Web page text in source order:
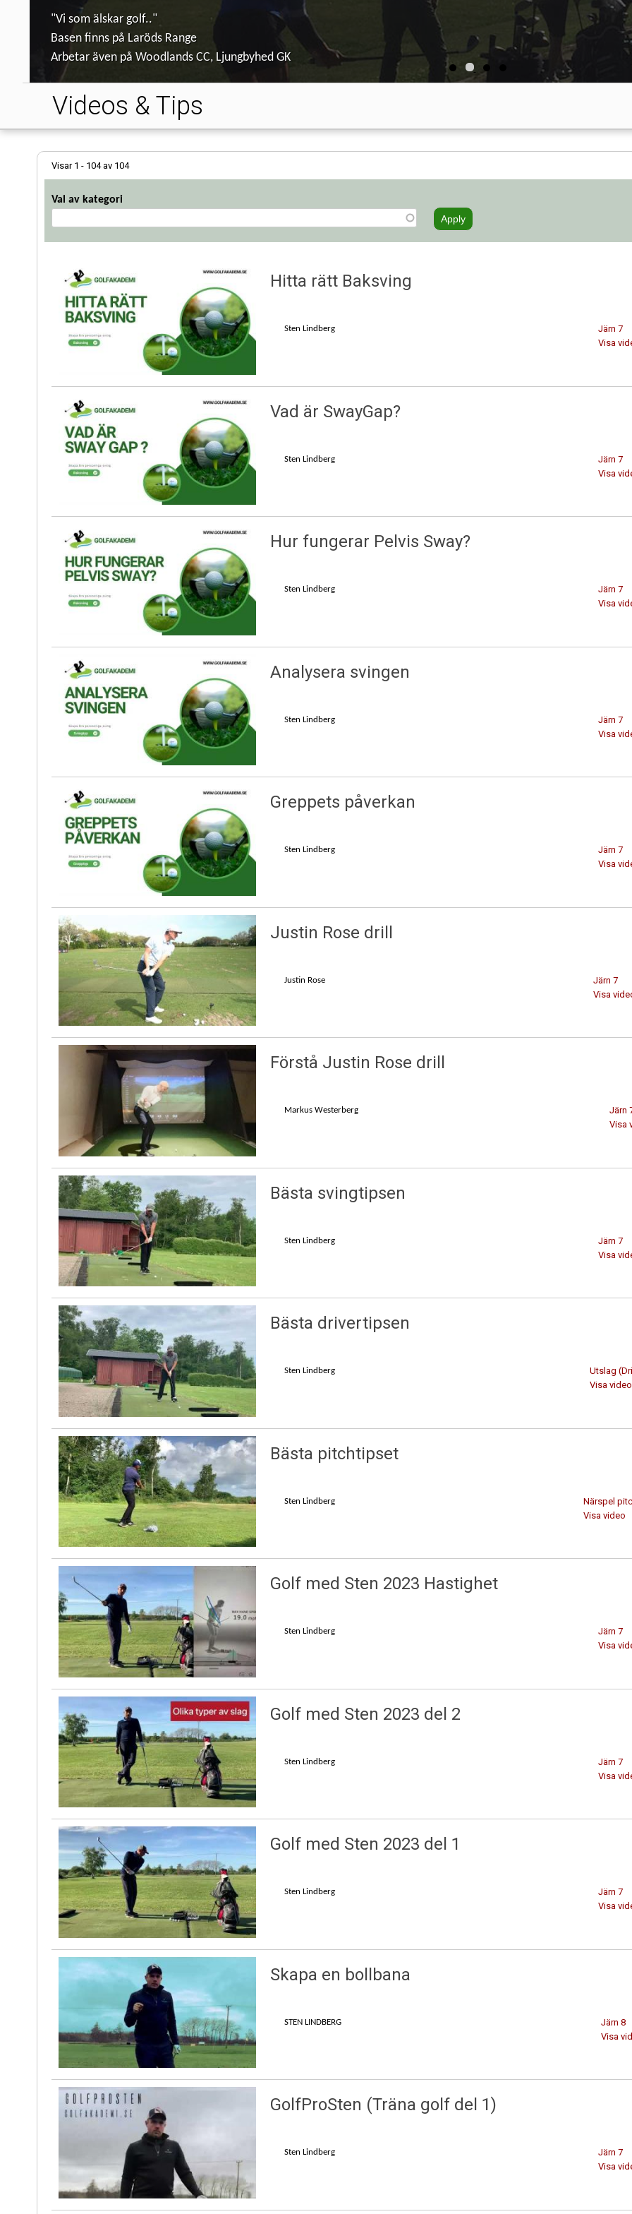
"Vi som älskar golf.."
Basen finns på Laröds Range
Arbetar även på Woodlands CC, Ljungbyhed GK
Videos & Tips
Visar 1 - 104 av 104
Val av kategori
Hitta rätt Baksving
Sten Lindberg
Järn 7
Visa
Vad är SwayGap?
Sten Lindberg
Järn 7
Visa
Hur fungerar Pelvis Sway?
Sten Lindberg
Järn 7
Visa
Analysera svingen
Sten Lindberg
Järn 7
Visa
Greppets påverkan
Sten Lindberg
Järn 7
Visa
Justin Rose drill
Justin Rose
Järn 7
Visa
Förstå Justin Rose drill
Markus Westerberg
Järn
Visa
Bästa svingtipsen
Sten Lindberg
Järn 7
Visa
Bästa drivertipsen
Sten Lindberg
Utslag
Visa video
Bästa pitchtipset
Sten Lindberg
Närspel
Visa video
Golf med Sten 2023 Hastighet
Sten Lindberg
Järn 7
Visa
Golf med Sten 2023 del 2
Sten Lindberg
Järn 7
Visa
Golf med Sten 2023 del 1
Sten Lindberg
Järn 7
Visa
Skapa en bollbana
STEN LINDBERG
Järn 8
Visa
GolfProSten (Träna golf del 1)
Sten Lindberg
Järn 7
Visa